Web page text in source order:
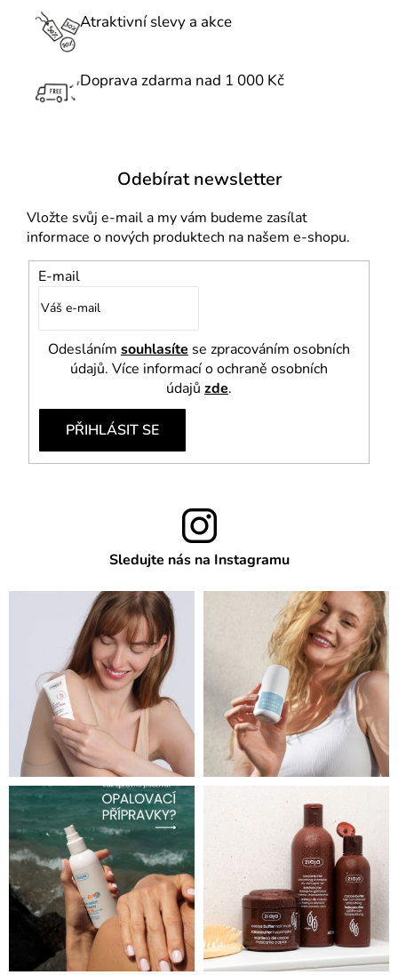
r
y
i
s
u
Atraktivní slevy a akce
Doprava zdarma nad 1 000 Kč
Odebírat newsletter
Vložte svůj e-mail a my vám budeme zasílat
informace o nových produktech na našem e-shopu.
E-mail
Odesláním souhlasíte se zpracováním osobních
údajů. Více informací o ochraně osobních
údajů zde.
PŘIHLÁSIT SE
Sledujte nás na Instagramu